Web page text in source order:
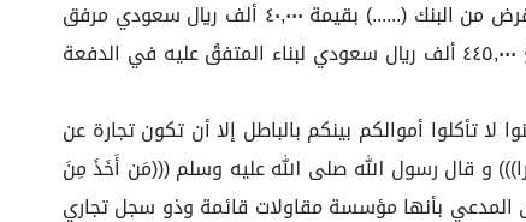
مرفق لكم صك الرهن ومذكور فيه غرامة تأخير عدم البناء (صك الرهن مرفق ٤ ).نفيد فضيلتكم بان المدعي قام بالحصول على قرض من البنك (......) بقيمة ٤٠,٠٠٠ ألف ريال سعودي مرفق
لكم (صورة القرض مرفق ٥ ) لإكمال مبلغ الدفعة الأولى المقدر بمبلغ ١٠٠,٠٠٠ ألف ريال سعودي من إجمالي العقد المقدر بمبلغ ٤٤٥,٠٠٠ ألف ريال سعودي لبناء المتفقُ عليه في الدفعة
تأكلوا أموالكم بينكم بالباطل إلا أن تكون تجارة عن
و قال رسول الله صلى الله عليه وسلم (((مَن أَخَذَ مِنَ
المدعي بأنها مؤسسة مقاولات قائمة وذو سجل تجاري